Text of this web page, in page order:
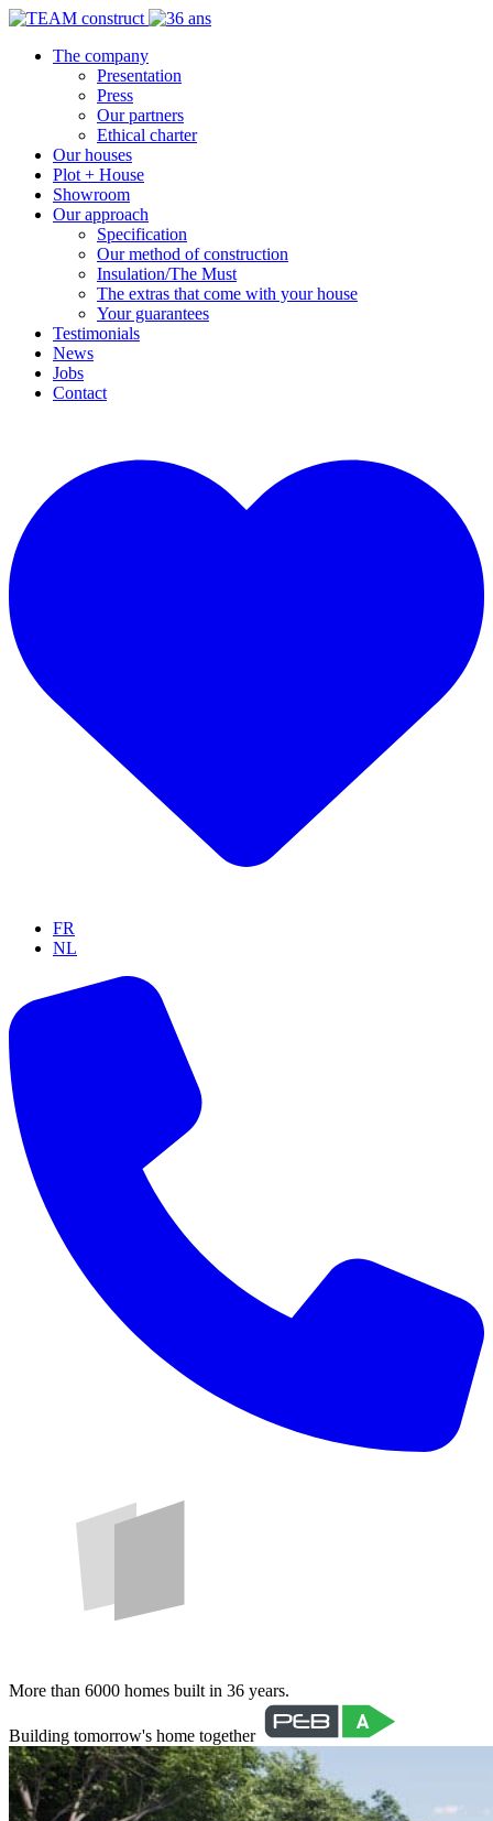
The company
Presentation
Press
Our partners
Ethical charter
Our houses
Plot + House
Showroom
Our approach
Specification
Our method of construction
Insulation/The Must
The extras that come with your house
Your guarantees
Testimonials
News
Jobs
Contact
FR
NL
More than 6000 homes built in 36 years.
Building tomorrow's home together